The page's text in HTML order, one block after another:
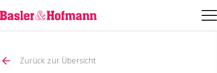
Zurück zur Übersicht